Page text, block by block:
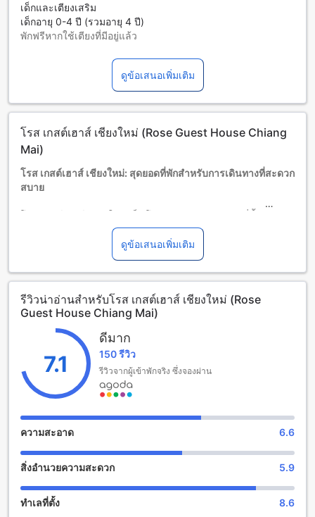
เด็กและเตียงเสริม
เด็กอายุ 0-4 ปี (รวมอายุ 4 ปี)
พักฟรีหากใช้เตียงที่มีอยู่แล้ว
จำนวนผู้เข้าพักที่กำหนดในแต่ละห้องสำหรับข้อมูลเพิ่มเติม
โปรดทราบว่า เมื่อจองห้องพักมากกว่า 5 ห้องขึ้นไป อาจมีการใช้
นโยบายที่แตกต่างหรือเงื่อนไขเพิ่มเติม
ดูข้อเสนอเพิ่มเติม
โรส เกสต์เฮาส์ เชียงใหม่ (Rose Guest House Chiang
Mai)
โรส เกสต์เฮาส์ เชียงใหม่: สุดยอดที่พักสำหรับการเดินทางที่สะดวก
สบาย
เมืองเชียงใหม่ ซึ่งเป็นจุดหมายท่องเที่ยวยอดฮิตของประเทศไทย
โรงแรมนี้มีห้องพักทั้งหมด 14 ห้องที่มีการตกแต่งอย่างสวยงามและ
โรส เกสต์เฮาส์ เชียงใหม่มีเวลาเช็คอินตั้งแต่เวลา 12:30 น.
เป็นต้นไป และเวลาเช็คเอาท์จนถึงเวลา 12:00 น. โรงแรมนี้ยังให้
บริการนโยบายสำหรับเด็กอย่างดี เด็กที่มีอายุตั้งแต่ 0 ถึง 4 ปี
สามารถพักอยู่ฟรีค่าใช้จ่ายได้
สนุกสนานและผ่อนคลายที่โรส เกสต์เฮาส์ เชียงใหม่
โรส เกสต์เฮาส์ เชียงใหม่ มีสิ่งอำนวยความสะดวกที่ทำให้คุณ
สนุกสนานและผ่อนคลายได้อย่างเต็มที่ ที่นี่คุณจะได้พบกับบาร์ที่มี
บรรยากาศเป็นส่วนตัวและเป็นสไตล์ ที่นี่คุณสามารถนั่งพักผ่อน
มีคุณภาพและผ่อนคลายในบรรยากาศเงียบสงบได้ที่นี่
ดูข้อเสนอเพิ่มเติม
รีวิวน่าอ่านสำหรับโรส เกสต์เฮาส์ เชียงใหม่ (Rose
Guest House Chiang Mai)
7.1
ดีมาก
150 รีวิว
รีวิวจากผู้เข้าพักจริง ซึ่งจองผ่าน
ความสะอาด 6.6
สิ่งอำนวยความสะดวก 5.9
ทำเลที่ตั้ง 8.6